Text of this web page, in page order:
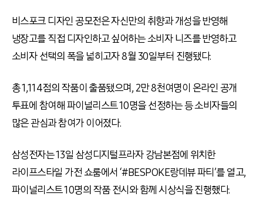
비스포크 디자인 공모전은 자신만의 취향과 개성을 반영해
냉장고를 직접 디자인하고 싶어하는 소비자 니즈를 반영하고
소비자 선택의 폭을 넓히고자 8월 30일부터 진행됐다.
총 1,114점의 작품이 출품됐으며, 2만 8천여명이 온라인 공개
투표에 참여해 파이널리스트 10명을 선정하는 등 소비자들의
많은 관심과 참여가 이어졌다.
삼성전자는 13일 삼성디지털프라자 강남본점에 위치한
라이프스타일 가전 쇼룸에서 ‘#BESPOKE랑데뷰 파티’를 열고,
파이널리스트 10명의 작품 전시와 함께 시상식을 진행했다.